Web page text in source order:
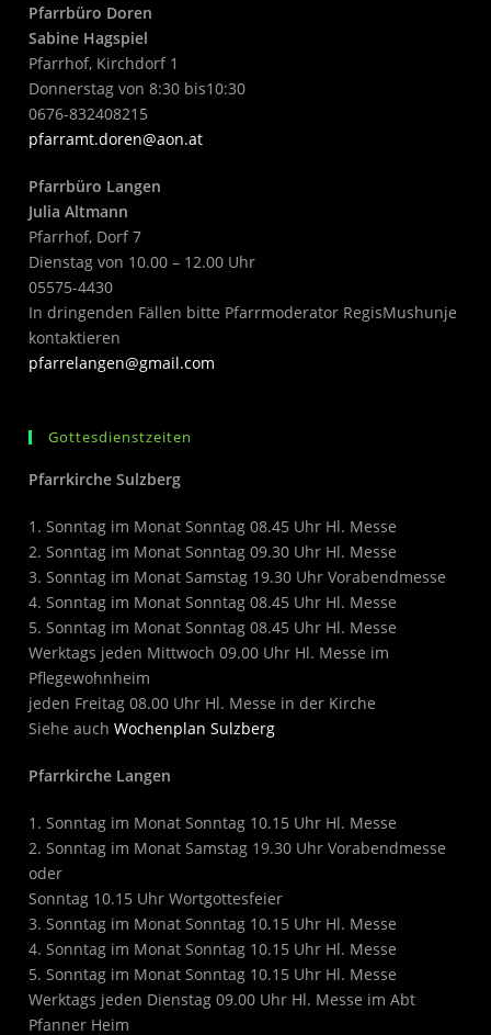
Pfarrbüro Doren
Sabine Hagspiel
Pfarrhof, Kirchdorf 1
Donnerstag von 8:30 bis10:30
0676-832408215
pfarramt.doren@aon.at
Pfarrbüro Langen
Julia Altmann
Pfarrhof, Dorf 7
Dienstag von 10.00 – 12.00 Uhr
05575-4430
In dringenden Fällen bitte Pfarrmoderator RegisMushunje
kontaktieren
pfarrelangen@gmail.com
Gottesdienstzeiten
Pfarrkirche Sulzberg
1. Sonntag im Monat Sonntag 08.45 Uhr Hl. Messe
2. Sonntag im Monat Sonntag 09.30 Uhr Hl. Messe
3. Sonntag im Monat Samstag 19.30 Uhr Vorabendmesse
4. Sonntag im Monat Sonntag 08.45 Uhr Hl. Messe
5. Sonntag im Monat Sonntag 08.45 Uhr Hl. Messe
Werktags jeden Mittwoch 09.00 Uhr Hl. Messe im
Pflegewohnheim
jeden Freitag 08.00 Uhr Hl. Messe in der Kirche
Siehe auchWochenplan Sulzberg
Pfarrkirche Langen
1. Sonntag im Monat Sonntag 10.15 Uhr Hl. Messe
2. Sonntag im Monat Samstag 19.30 Uhr Vorabendmesse
oder
Sonntag 10.15 Uhr Wortgottesfeier
3. Sonntag im Monat Sonntag 10.15 Uhr Hl. Messe
4. Sonntag im Monat Sonntag 10.15 Uhr Hl. Messe
5. Sonntag im Monat Sonntag 10.15 Uhr Hl. Messe
Werktags jeden Dienstag 09.00 Uhr Hl. Messe im Abt
Pfanner Heim